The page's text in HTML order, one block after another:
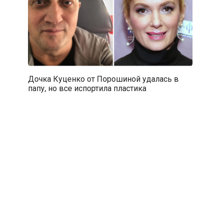
Дочка Куценко от Порошиной удалась в
папу, но все испортила пластика